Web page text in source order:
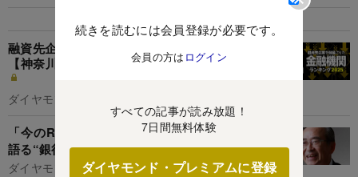
続きを読むには会員登録が必要です。
会員の方は ログイン
すべての記事が読み放題！
7日間無料体験
ダイヤモンド・プレミアムに登録
融資先企業を「倒産」させた金融機関ランキング
【神奈川】5位湘南信金、3位川崎信金、1位は？
ダイヤモンド編集部,清水理裕
「今のROEでは話にならない」地銀界トップが
語る“銀行の近未来”
ダイヤモンド編集部,田上貴大